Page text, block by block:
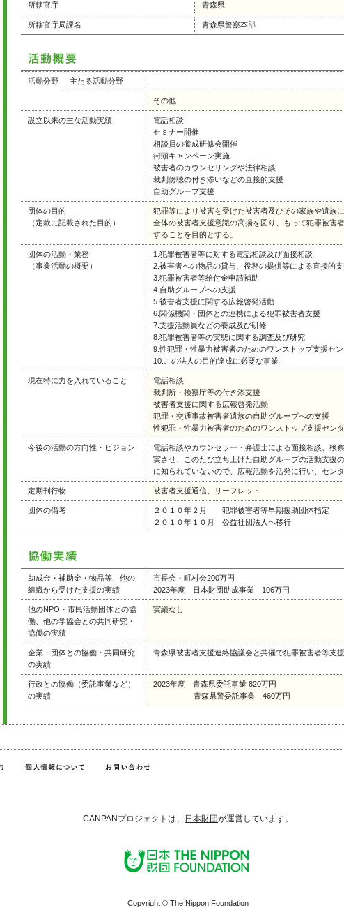
所轄官庁 青森県
所轄官庁局課名 青森県警察本部
活動分野 主たる活動分野
その他
設立以来の主な活動実績
電話相談
セミナー開催
相談員の養成研修会開催
街頭キャンペーン実施
被害者のカウンセリングや法律相談
裁判傍聴の付き添いなどの直接的支援
自助グループ支援
団体の目的
（定款に記載された目的）
犯罪等により被害を受けた被害者及びその家族や遺族
全体の被害者支援意識の高揚を図り、もって犯罪被害
することを目的とする。
団体の活動・業務
（事業活動の概要）
1.犯罪被害者等に対する電話相談及び面接相談
2.被害者への物品の貸与、役務の提供等による直接的支
3.犯罪被害者等給付金申請補助
4.自助グループへの支援
5.被害者支援に関する広報啓発活動
6.関係機関・団体との連携による犯罪被害者支援
7.支援活動員などの養成及び研修
8.犯罪被害者等の実態に関する調査及び研究
9.性犯罪・性暴力被害者のためのワンストップ支援セ
10.この法人の目的達成に必要な事業
現在特に力を入れていること
電話相談
裁判所・検察庁等の付き添支援
被害者支援に関する広報啓発活動
犯罪・交通事故被害者遺族の自助グループへの支援
性犯罪・性暴力被害者のためのワンストップ支援セン
今後の活動の方向性・ビジョン
電話相談やカウンセラー・弁護士による面接相談、検
実させ、このたび立ち上げた自助グループの活動支援
に知られていないので、広報活動を活発に行い、セン
定期刊行物 被害者支援通信、リーフレット
団体の備考
２０１０年２月 犯罪被害者等早期援助団体指定
２０１０年１０月 公益社団法人へ移行
助成金・補助金・物品等、他の
組織から受けた支援の実績
市長会・町村会200万円
2023年度 日本財団助成事業 106万円
他のNPO・市民活動団体との協
働、他の学協会との共同研究・
協働の実績
実績なし
企業・団体との協働・共同研究
の実績
青森県被害者支援連絡協議会と共催で犯罪被害者等支
行政との協働（委託事業など）
の実績
2023年度 青森県委託事業 820万円
青森県警委託事業 460万円
CANPANプロジェクトは、 日本財団が運営しています。
Copyright © The Nippon Foundation